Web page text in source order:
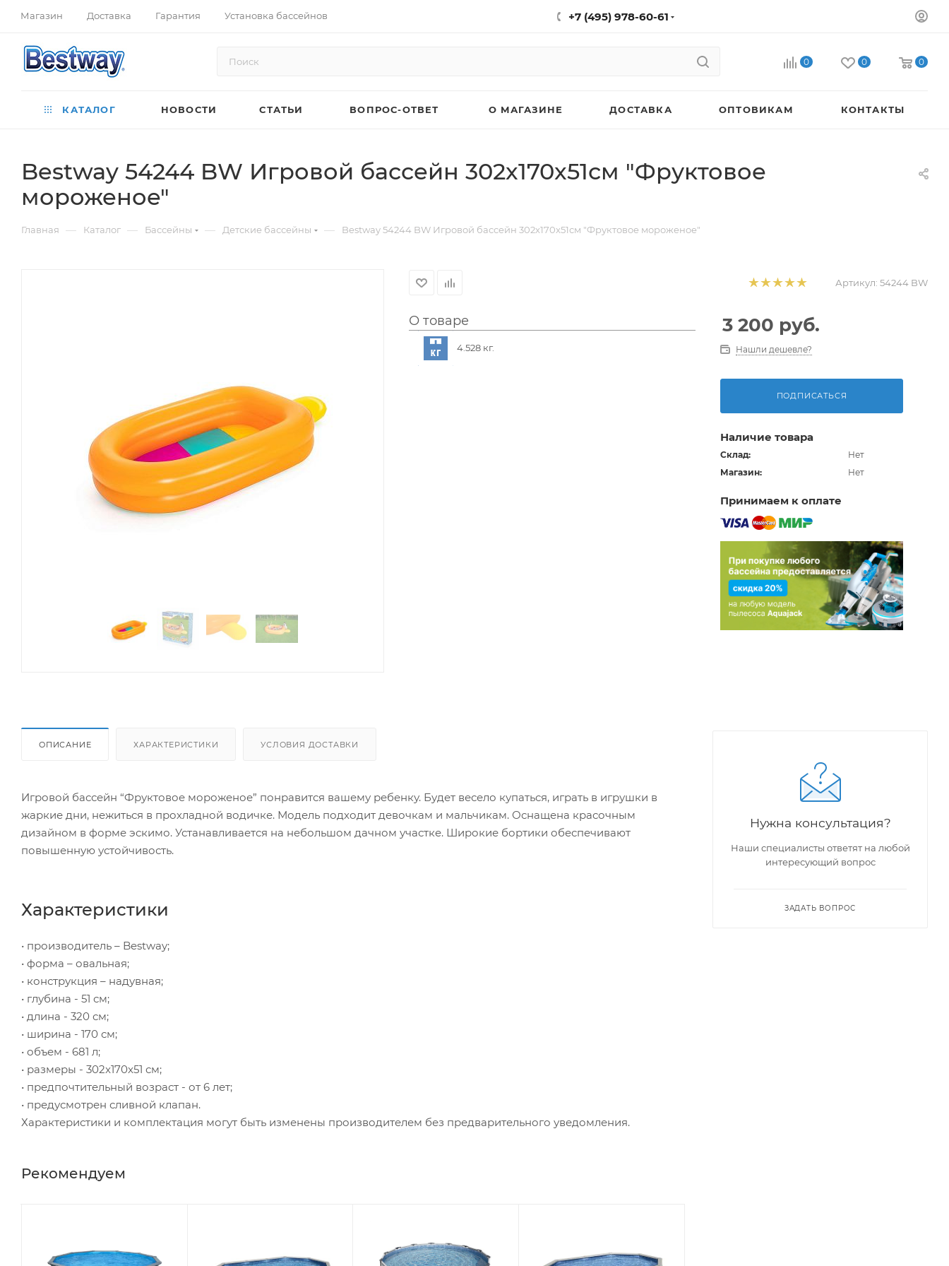
Магазин Доставка Гарантия Установка бассейнов +7 (495) 978-60-61
0 0 0
КАТАЛОГ НОВОСТИ СТАТЬИ ВОПРОС-ОТВЕТ О МАГАЗИНЕ ДОСТАВКА ОПТОВИКАМ КОНТАКТЫ
Bestway 54244 BW Игровой бассейн 302x170x51см "Фруктовое
мороженое"
Главная — Каталог — Бассейны — Детские бассейны — Bestway 54244 BW Игровой бассейн 302x170x51см "Фруктовое мороженое"
Артикул: 54244 BW
О товаре
4.528 кг.
3 200 руб.
Нашли дешевле?
ПОДПИСАТЬСЯ
Наличие товара
Склад:
Нет
Магазин:
Нет
Принимаем к оплате
ОПИСАНИЕ ХАРАКТЕРИСТИКИ УСЛОВИЯ ДОСТАВКИ
Игровой бассейн “Фруктовое мороженое” понравится вашему ребенку. Будет весело купаться, играть в игрушки в
жаркие дни, нежиться в прохладной водичке. Модель подходит девочкам и мальчикам. Оснащена красочным
дизайном в форме эскимо. Устанавливается на небольшом дачном участке. Широкие бортики обеспечивают
повышенную устойчивость.
Характеристики
• производитель – Bestway;
• форма – овальная;
• конструкция – надувная;
• глубина - 51 см;
• длина - 320 см;
• ширина - 170 см;
• объем - 681 л;
• размеры - 302x170x51 см;
• предпочтительный возраст - от 6 лет;
• предусмотрен сливной клапан.
Характеристики и комплектация могут быть изменены производителем без предварительного уведомления.
Рекомендуем
Нужна консультация?
Наши специалисты ответят на любой
интересующий вопрос
ЗАДАТЬ ВОПРОС